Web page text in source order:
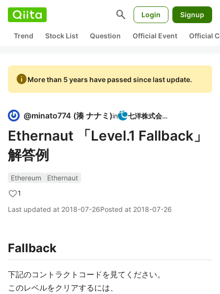
search Login Signup
Trend Stock List Question Official Event Official
infoMore than 5 years have passed since last update.
@minato774 (湊 ナナミ )in 七洋株式会社
Ethernaut 「Level.1 Fallback」
解答例
Ethereum
Ethernaut
1
Last updated at 2018-07-26Posted at 2018-07-26
Fallback
下記のコントラクトコードを見てください。
このレベルをクリアするには、